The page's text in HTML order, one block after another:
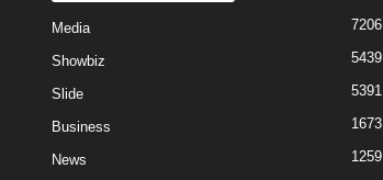
Media 7206
Showbiz 5439
Slide 5391
Business 1673
News 1259